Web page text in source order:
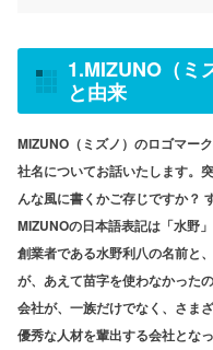
1.MIZUNO（ミ
と由来
MIZUNO（ミズノ）のロゴマー
社名についてお話いたします。
んな風に書くかご存じですか？
MIZUNOの日本語表記は「水野
創業者である水野利八の名前と
が、あえて苗字を使わなかった
会社が、一族だけでなく、さま
優秀な人材を輩出する会社とな